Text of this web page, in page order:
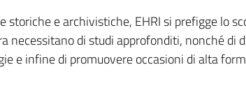
storiche e archivistiche, EHRI si prefigge lo
necessitano di studi approfonditi, nonché
e infine di promuovere occasioni di alta